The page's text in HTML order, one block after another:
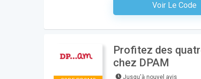
Voir Le Code
Aucun Code N'est
Profitez des
chez DPAM
Jusqu'à nouvel avis